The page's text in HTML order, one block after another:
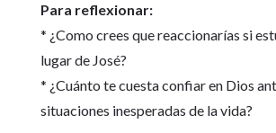
Para reflexionar:
* ¿Como crees que reaccionarías si
lugar de José?
* ¿Cuánto te cuesta confiar en Dios
situaciones inesperadas de la vida?